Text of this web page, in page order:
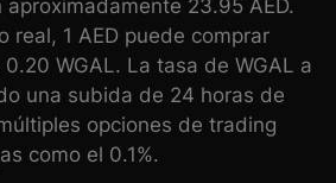
aproximadamente 23.95 AED.
real, 1 AED puede comprar
WGAL. La tasa de WGAL a
una subida de 24 horas de
opciones de trading
como el 0.1%.